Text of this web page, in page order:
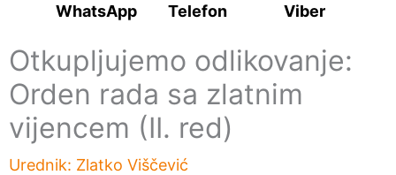
WhatsApp Viber
Telefon
Otkupljujemo odlikovanje:
Orden rada sa zlatnim
vijencem (II. red)
Urednik: Zlatko Viščević